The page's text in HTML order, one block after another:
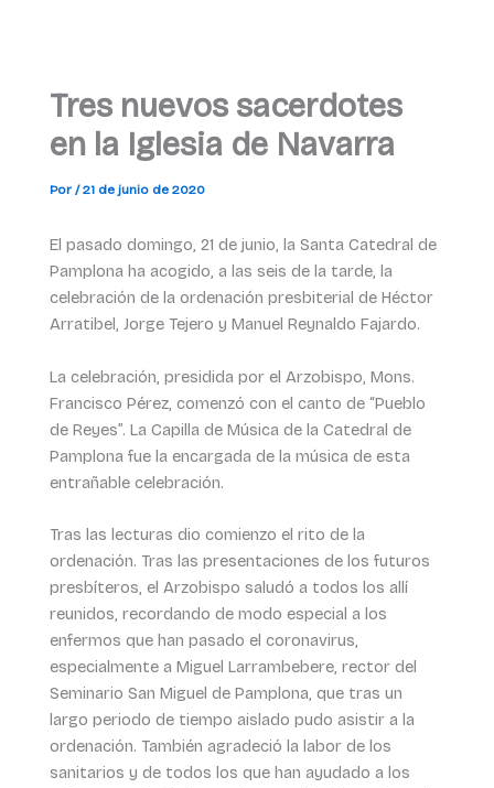
Tres nuevos sacerdotes
en la Iglesia de Navarra
Por /21 de junio de 2020
El pasado domingo, 21 de junio, la Santa Catedral de
Pamplona ha acogido, a las seis de la tarde, la
celebración de la ordenación presbiterial de Héctor
Arratibel, Jorge Tejero y Manuel Reynaldo Fajardo.
La celebración, presidida por el Arzobispo, Mons.
Francisco Pérez, comenzó con el canto de “Pueblo
de Reyes”. La Capilla de Música de la Catedral de
Pamplona fue la encargada de la música de esta
entrañable celebración.
Tras las lecturas dio comienzo el rito de la
ordenación. Tras las presentaciones de los futuros
presbíteros, el Arzobispo saludó a todos los allí
reunidos, recordando de modo especial a los
enfermos que han pasado el coronavirus,
especialmente a Miguel Larrambebere, rector del
Seminario San Miguel de Pamplona, que tras un
largo periodo de tiempo aislado pudo asistir a la
ordenación. También agradeció la labor de los
sanitarios y de todos los que han ayudado a los